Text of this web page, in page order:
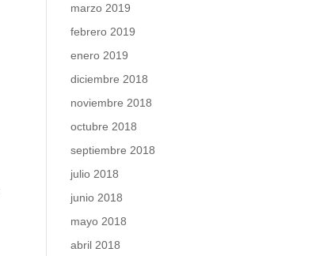
marzo 2019
febrero 2019
enero 2019
diciembre 2018
noviembre 2018
octubre 2018
septiembre 2018
julio 2018
junio 2018
mayo 2018
abril 2018